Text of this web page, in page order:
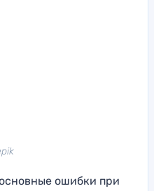
ошибки при